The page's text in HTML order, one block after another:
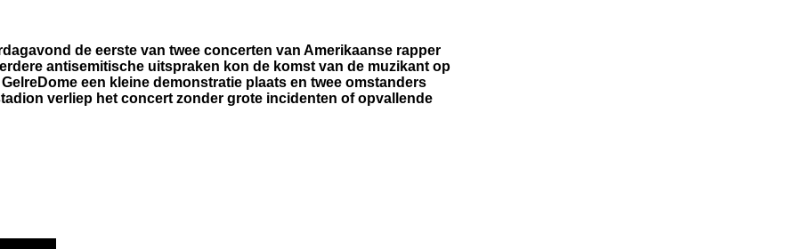
de eerste van twee concerten van Amerikaanse rapper
antisemitische uitspraken kon de komst van de muzikant op
een kleine demonstratie plaats en twee omstanders
verliep het concert zonder grote incidenten of opvallende